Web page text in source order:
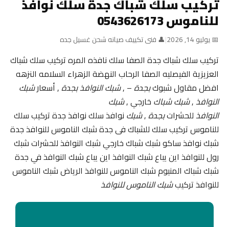
تركيب سلك شباك جدة سلك نوافذ
للناموس 0543626173
📅 يوليو 14, 2026 |👤 فنى تكييف صيانه شحن غسيل جده
تركيب سلك شباك جدة الصفا سلك نافذه المره تركيب سلك شباك
العزيزية الفيصليه الصفا الرحاب النهضة الزهراء السلامه النزهه
افضل مقاول شبوكبجدة– ,شبك النوافذ بجدة, أسعارشبك
النوافذ,شبك شباك خارجي ,شبك
النوافذللحشراتبجدة,شبك نوافذ سلك نوافذ جدة تركيب سلك
للناموس تركيب سلك للشباك فى جدة شبك الناموس للنوافذ جدة
شبك نوافذ ساكو شبك شباك خارجي شبك النوافذ للحشرات شبك
رول للنوافذ اين يباع شبك النوافذ اين يباع شبك النوافذ في جدة
شبك شباك المنيوم شبك الناموس للنوافذ الرياض شبك الناموس
للنوافذ تركيبشبك الناموس للنوافذ